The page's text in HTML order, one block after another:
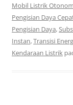
Mobil Listrik Otonom
Pengisian Daya
Pengisian Daya,
Instan,Transisi
Kendaraan Listrik